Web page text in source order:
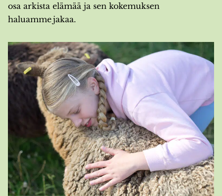
osa arkista elämää ja sen kokemuksen
haluamme jakaa.